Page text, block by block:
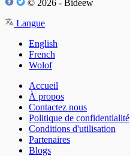
© 2026 - Bideew
Langue
English
French
Wolof
Accueil
À propos
Contactez nous
Politique de confidentialité
Conditions d'utilisation
Partenaires
Blogs